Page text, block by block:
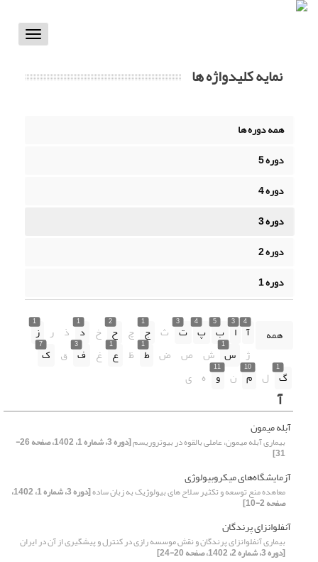
Toggle
نمایه کلیدواژه ها
همه دوره ها
دوره 5
دوره 4
دوره 3
دوره 2
دوره 1
همه
4
آ
3
ا
5
ب
4
پ
3
ت ث
1
ج چ
2
ح خ
1
د ذ ر
1
ز
ژ
1
س ش ص ض
1
ط ظ
1
ع غ
3
ف ق
7
ک
1
گ ل
10
م ن
11
و ه ی
آ
آبله میمون
بیماری آبله میمون، عاملی بالقوه در بیوتروریسم [دوره 3، شماره 1، 1402، صفحه 26-
31]
آزمایشگاه‌های میکروبیولوژی
معاهده منع توسعه و تکثیر سلاح های بیولوژیک به زبان ساده [دوره 3، شماره 1، 1402،
صفحه 2-10]
آنفلوانزای پرندگان
بیماری آنفلوانزای پرندگان و نقش موسسه رازی در کنترل و پیشگیری از آن در ایران
[دوره 3، شماره 2، 1402، صفحه 20-24]